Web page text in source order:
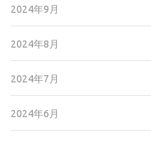
2024年9月
2024年8月
2024年7月
2024年6月